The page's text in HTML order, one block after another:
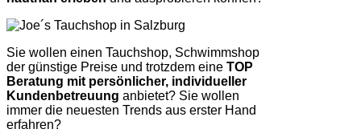
Sie wollen einen Tauchshop, Schwimmshop
der günstige Preise und trotzdem eine TOP
Beratung mit persönlicher, individueller
Kundenbetreuung anbietet? Sie wollen
immer die neuesten Trends aus erster Hand
erfahren?